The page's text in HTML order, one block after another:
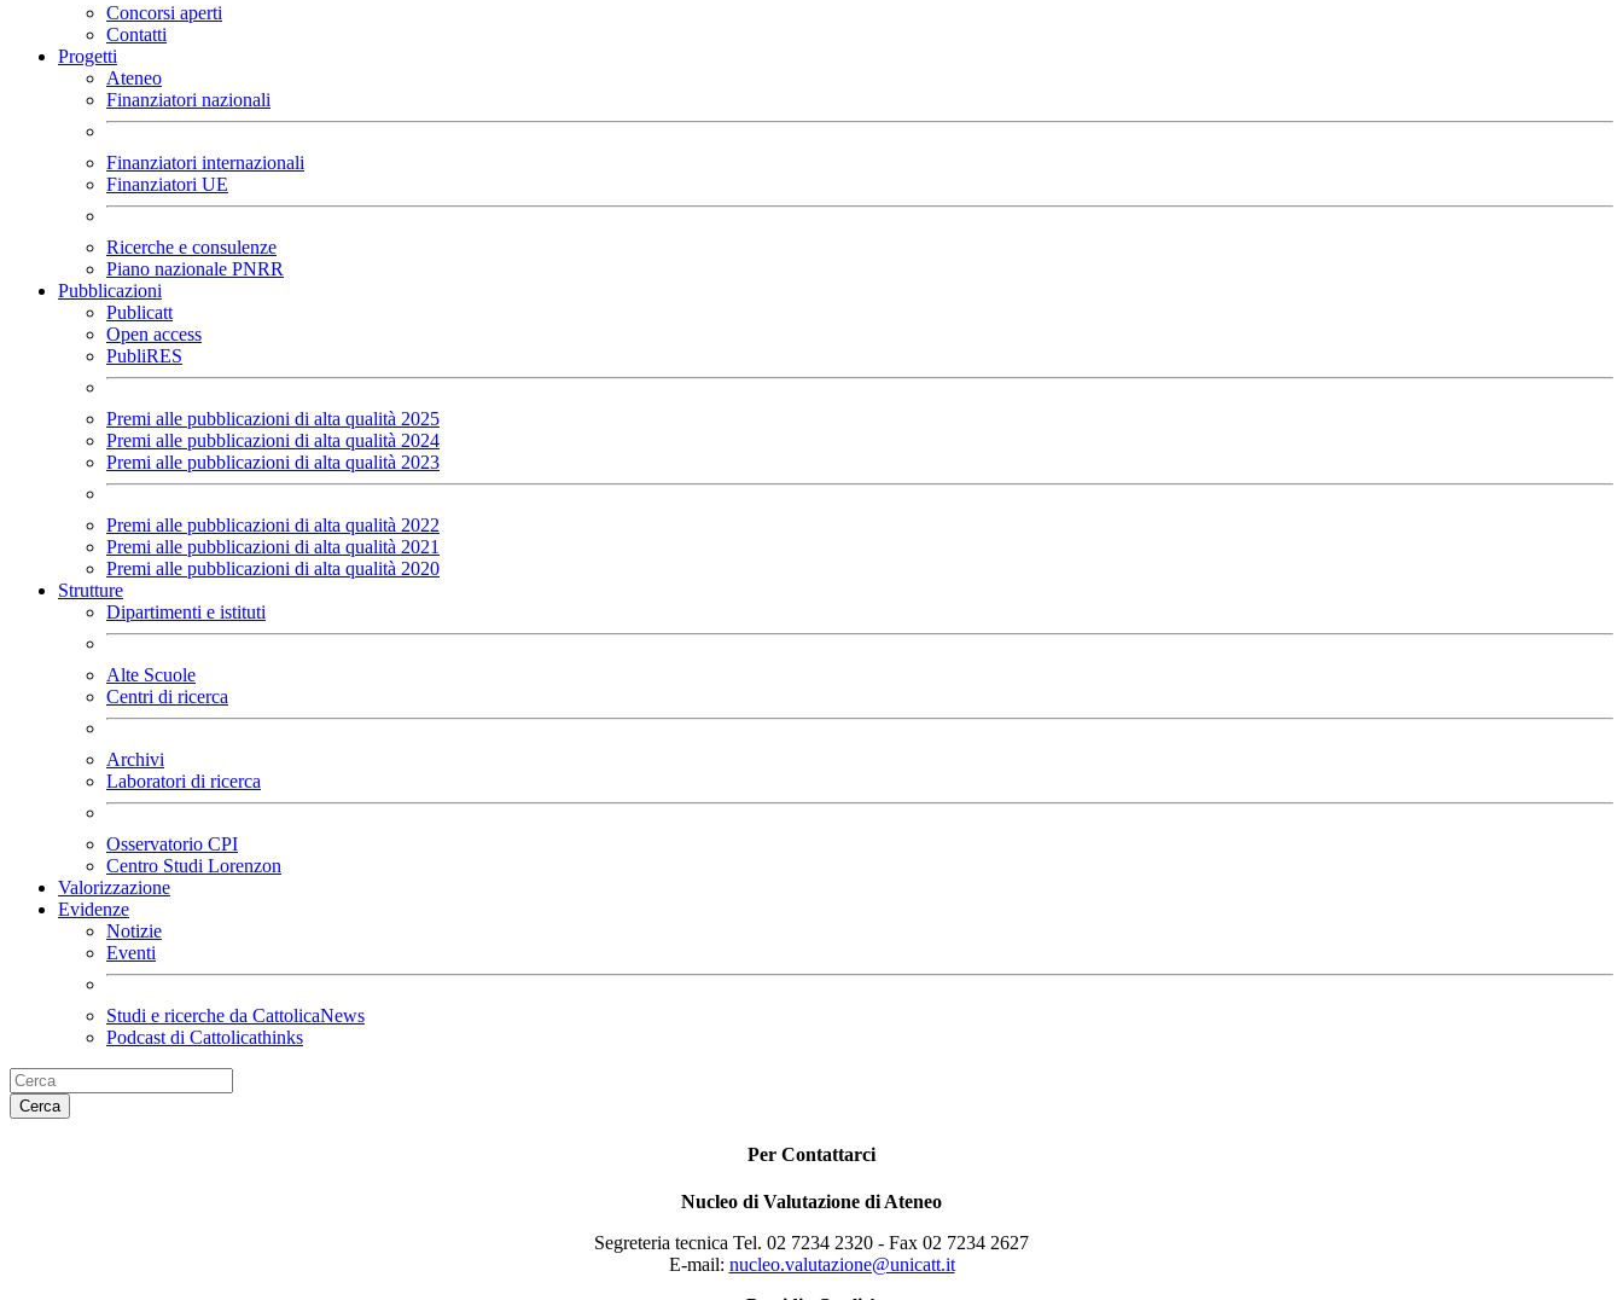
Concorsi aperti
Contatti
Progetti
Ateneo
Finanziatori nazionali
Finanziatori internazionali
Finanziatori UE
Ricerche e consulenze
Piano nazionale PNRR
Pubblicazioni
Publicatt
Open access
PubliRES
Premi alle pubblicazioni di alta qualità 2025
Premi alle pubblicazioni di alta qualità 2024
Premi alle pubblicazioni di alta qualità 2023
Premi alle pubblicazioni di alta qualità 2022
Premi alle pubblicazioni di alta qualità 2021
Premi alle pubblicazioni di alta qualità 2020
Strutture
Dipartimenti e istituti
Alte Scuole
Centri di ricerca
Archivi
Laboratori di ricerca
Osservatorio CPI
Centro Studi Lorenzon
Valorizzazione
Evidenze
Notizie
Eventi
Studi e ricerche da CattolicaNews
Podcast di Cattolicathinks
Cerca
Per Contattarci
Nucleo di Valutazione di Ateneo
Segreteria tecnica Tel. 02 7234 2320 - Fax 02 7234 2627
E-mail: nucleo.valutazione@unicatt.it